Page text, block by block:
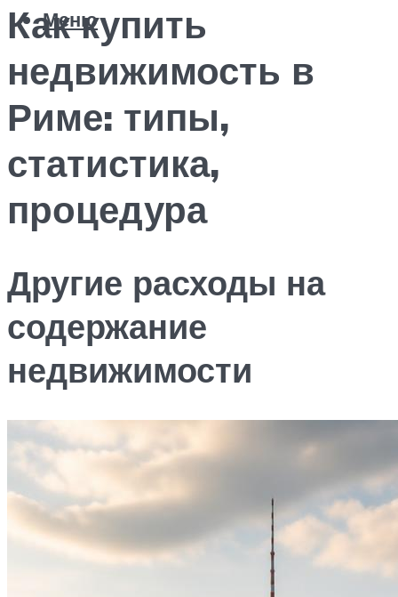
Меню
Как купить
недвижимость в
Риме: типы,
статистика,
процедура
Другие расходы на
содержание
недвижимости